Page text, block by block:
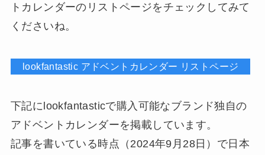
トカレンダーのリストページをチェックしてみて
くださいね。
lookfantastic アドベントカレンダー リストページ
下記にlookfantasticで購入可能なブランド独自の
アドベントカレンダーを掲載しています。
記事を書いている時点（2024年9月28日）で日本